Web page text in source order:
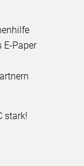
E-Paper
stark!